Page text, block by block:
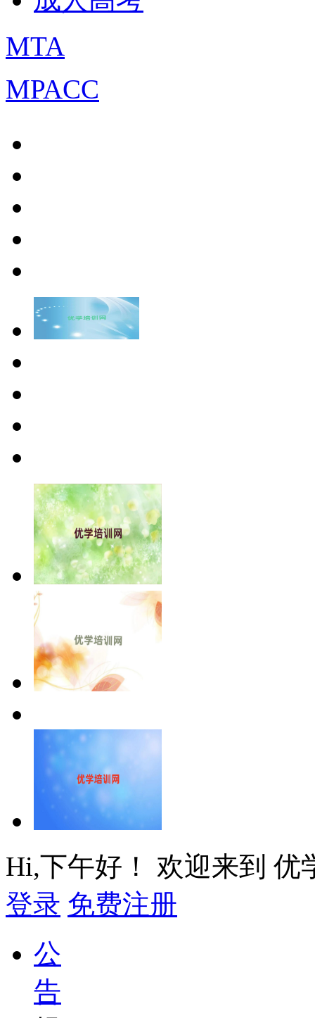
MTA
MPACC
Hi,下午好！
欢迎来到 优
登录 免费注册
公
告